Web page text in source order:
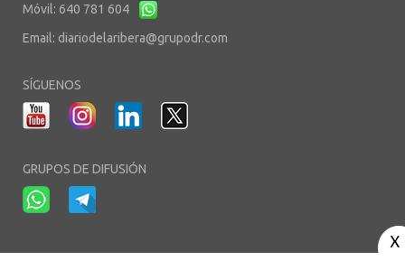
Móvil: 640 781 604
Email: diariodelaribera@grupodr.com
SÍGUENOS
GRUPOS DE DIFUSIÓN